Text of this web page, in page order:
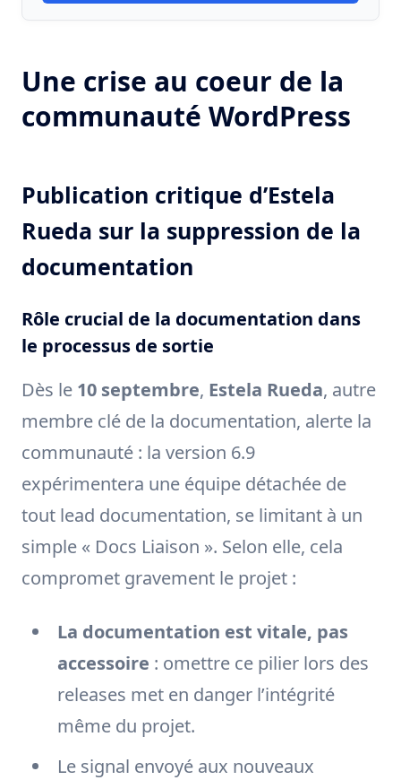
Une crise au coeur de la
communauté WordPress
Publication critique d’Estela
Rueda sur la suppression de la
documentation
Rôle crucial de la documentation dans
le processus de sortie
Dès le 10 septembre, Estela Rueda, autre
membre clé de la documentation, alerte la
communauté : la version 6.9
expérimentera une équipe détachée de
tout lead documentation, se limitant à un
simple « Docs Liaison ». Selon elle, cela
compromet gravement le projet :
La documentation est vitale, pas
accessoire : omettre ce pilier lors des
releases met en danger l’intégrité
même du projet.
Le signal envoyé aux nouveaux